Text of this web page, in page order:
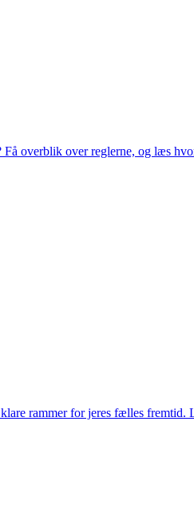
overblik over reglerne, og læs
rammer for jeres fælles